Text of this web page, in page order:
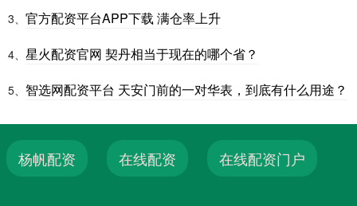
3、 官方配资平台APP下载 满仓率上升
4、 星火配资官网 契丹相当于现在的哪个省？
5、 智选网配资平台 天安门前的一对华表，到底有什么用途？
杨帆配资 在线配资 在线配资门户